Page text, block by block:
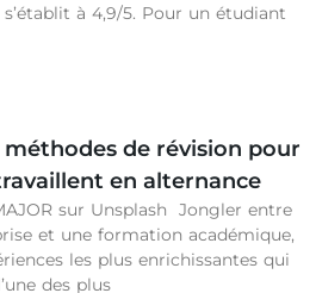
à 4,9/5. Pour un étudiant
méthodes de révision pour
en alternance
sur Unsplash Jongler entre
et une formation académique,
les plus enrichissantes qui
des plus